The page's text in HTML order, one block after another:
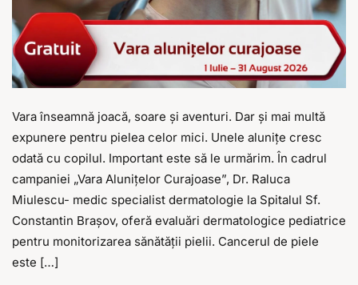
Vara înseamnă joacă, soare și aventuri. Dar și mai multă
expunere pentru pielea celor mici. Unele alunițe cresc
odată cu copilul. Important este să le urmărim. În cadrul
campaniei „Vara Alunițelor Curajoase”, Dr. Raluca
Miulescu- medic specialist dermatologie la Spitalul Sf.
Constantin Brașov, oferă evaluări dermatologice pediatrice
pentru monitorizarea sănătății pielii. Cancerul de piele
este […]